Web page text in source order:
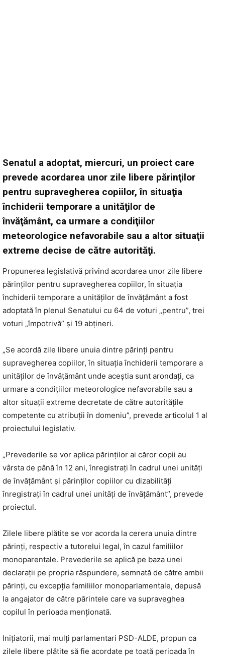
Senatul a adoptat, miercuri, un proiect care
prevede acordarea unor zile libere părinţilor
pentru supravegherea copiilor, în situaţia
închiderii temporare a unităţilor de
învăţământ, ca urmare a condiţiilor
meteorologice nefavorabile sau a altor situaţii
extreme decise de către autorităţi.
Propunerea legislativă privind acordarea unor zile libere
părinţilor pentru supravegherea copiilor, în situaţia
închiderii temporare a unităţilor de învăţământ a fost
adoptată în plenul Senatului cu 64 de voturi „pentru”, trei
voturi „împotrivă” şi 19 abţineri.
„Se acordă zile libere unuia dintre părinţi pentru
supravegherea copiilor, în situaţia închiderii temporare a
unităţilor de învăţământ unde aceştia sunt arondaţi, ca
urmare a condiţiilor meteorologice nefavorabile sau a
altor situaţii extreme decretate de către autorităţile
competente cu atribuţii în domeniu”, prevede articolul 1 al
proiectului legislativ.
„Prevederile se vor aplica părinţilor ai căror copii au
vârsta de până în 12 ani, înregistraţi în cadrul unei unităţi
de învăţământ şi părinţilor copiilor cu dizabilităţi
înregistraţi în cadrul unei unităţi de învăţământ”, prevede
proiectul.
Zilele libere plătite se vor acorda la cerera unuia dintre
părinţi, respectiv a tutorelui legal, în cazul familiilor
monoparentale. Prevederile se aplică pe baza unei
declaraţii pe propria răspundere, semnată de către ambii
părinţi, cu excepţia familiilor monoparlamentale, depusă
la angajator de către părintele care va supraveghea
copilul în perioada menţionată.
Iniţiatorii, mai mulţi parlamentari PSD-ALDE, propun ca
zilele libere plătite să fie acordate pe toată perioada în